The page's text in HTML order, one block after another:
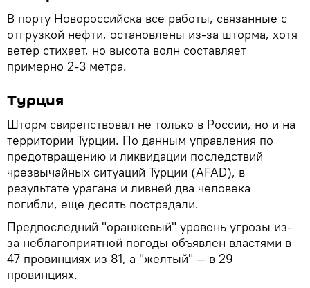
В порту Новороссийска все работы, связанные с
отгрузкой нефти, остановлены из-за шторма, хотя
ветер стихает, но высота волн составляет
примерно 2-3 метра.
Турция
Шторм свирепствовал не только в России, но и на
территории Турции. По данным управления по
предотвращению и ликвидации последствий
чрезвычайных ситуаций Турции (AFAD), в
результате урагана и ливней два человека
погибли, еще десять пострадали.
Предпоследний "оранжевый" уровень угрозы из-
за неблагоприятной погоды объявлен властями в
47 провинциях из 81, а "желтый" — в 29
провинциях.